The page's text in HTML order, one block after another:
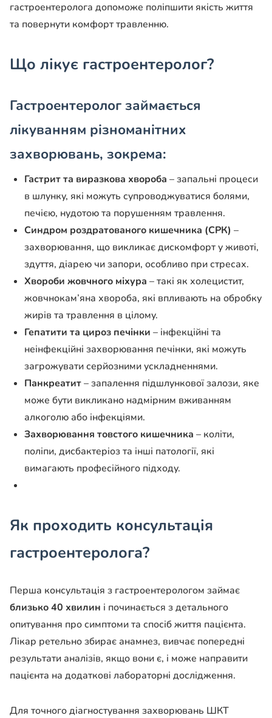
гастроентеролога допоможе поліпшити якість життя
та повернути комфорт травленню.
Що лікує гастроентеролог?
Гастроентеролог займається
лікуванням різноманітних
захворювань, зокрема:
Гастрит та виразкова хвороба – запальні процеси
в шлунку, які можуть супроводжуватися болями,
печією, нудотою та порушенням травлення.
Синдром роздратованого кишечника (СРК) –
захворювання, що викликає дискомфорт у животі,
здуття, діарею чи запори, особливо при стресах.
Хвороби жовчного міхура – такі як холецистит,
жовчнокам’яна хвороба, які впливають на обробку
жирів та травлення в цілому.
Гепатити та цироз печінки – інфекційні та
неінфекційні захворювання печінки, які можуть
загрожувати серйозними ускладненнями.
Панкреатит– запалення підшлункової залози, яке
може бути викликано надмірним вживанням
алкоголю або інфекціями.
Захворювання товстого кишечника – коліти,
поліпи, дисбактеріоз та інші патології, які
вимагають професійного підходу.
Як проходить консультація
гастроентеролога?
Перша консультація з гастроентерологом займає
близько 40 хвилин і починається з детального
опитування про симптоми та спосіб життя пацієнта.
Лікар ретельно збирає анамнез, вивчає попередні
результати аналізів, якщо вони є, і може направити
пацієнта на додаткові лабораторні дослідження.
Для точного діагностування захворювань ШКТ